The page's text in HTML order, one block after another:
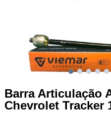
Barra Articulação
Chevrolet Tracker